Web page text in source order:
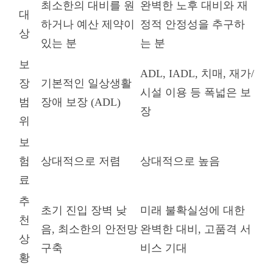
대
상
최소한의 대비를 원
하거나 예산 제약이
있는 분
완벽한 노후 대비와 재
정적 안정성을 추구하
는 분
보
장
범
위
기본적인 일상생활
장애 보장 (ADL)
ADL, IADL, 치매, 재가/
시설 이용 등 폭넓은 보
장
보
험
료
상대적으로 저렴 상대적으로 높음
추
천
상
황
초기 진입 장벽 낮
음, 최소한의 안전망
구축
미래 불확실성에 대한
완벽한 대비, 고품격 서
비스 기대